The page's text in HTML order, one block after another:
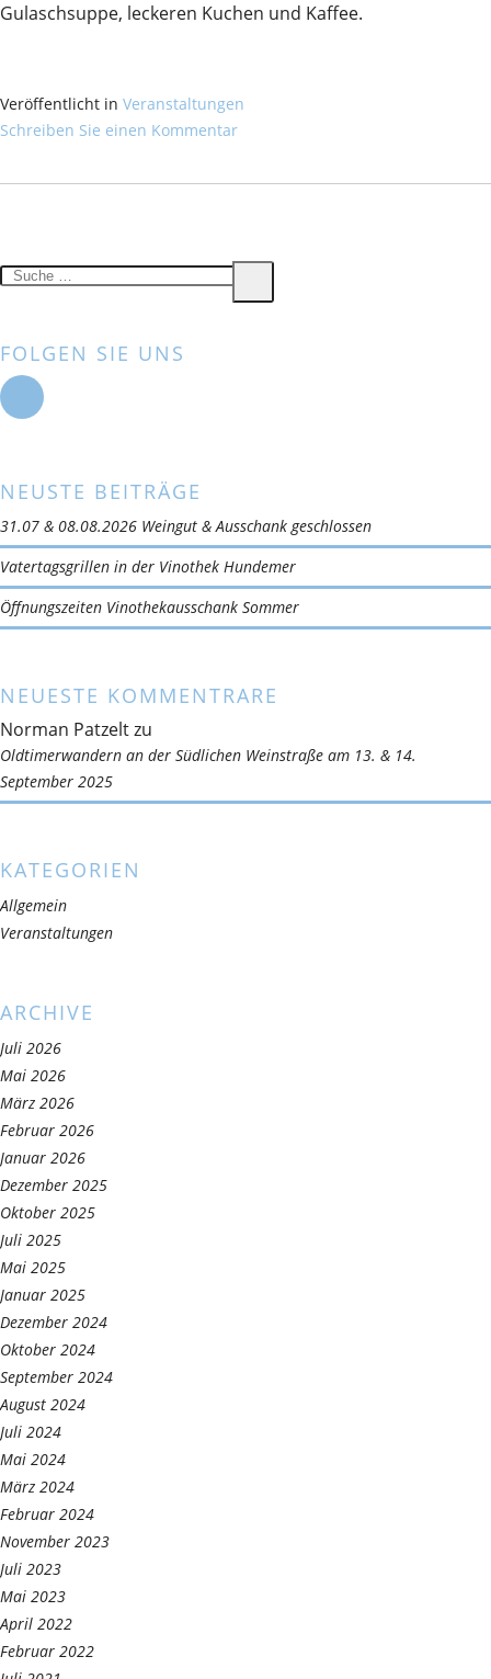
Gulaschsuppe, leckeren Kuchen und Kaffee.
Veröffentlicht in Veranstaltungen
Schreiben Sie einen Kommentar
S
h
e
n
h
u
FOLGEN SIE UNS
NEUSTE BEITRÄGE
31.07 & 08.08.2026 Weingut & Ausschank geschlossen
Vatertagsgrillen in der Vinothek Hundemer
Öffnungszeiten Vinothekausschank Sommer
NEUESTE KOMMENTRARE
Norman Patzeltzu
Oldtimerwandern an der Südlichen Weinstraße am 13. & 14.
September 2025
KATEGORIEN
Allgemein
Veranstaltungen
ARCHIVE
Juli 2026
Mai 2026
März 2026
Februar 2026
Januar 2026
Dezember 2025
Oktober 2025
Juli 2025
Mai 2025
Januar 2025
Dezember 2024
Oktober 2024
September 2024
August 2024
Juli 2024
Mai 2024
März 2024
Februar 2024
November 2023
Juli 2023
Mai 2023
April 2022
Februar 2022